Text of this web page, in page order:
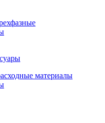
материалы